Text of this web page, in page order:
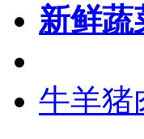
新鲜蔬
牛羊猪